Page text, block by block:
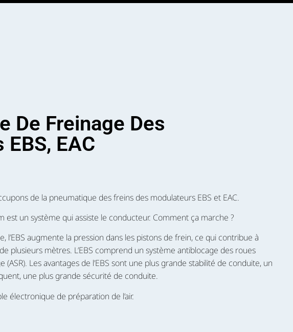
De Freinage Des
EAC
de la pneumatique des freins des modulateurs EBS et EAC.
est un système qui assiste le conducteur. Comment ça marche ?
l’EBS augmente la pression dans les pistons de frein, ce qui contribue à
plusieurs mètres. L’EBS comprend un système antiblocage des roues
(ASR). Les avantages de l’EBS sont une plus grande stabilité de conduite, un
une plus grande sécurité de conduite.
électronique de préparation de l’air.